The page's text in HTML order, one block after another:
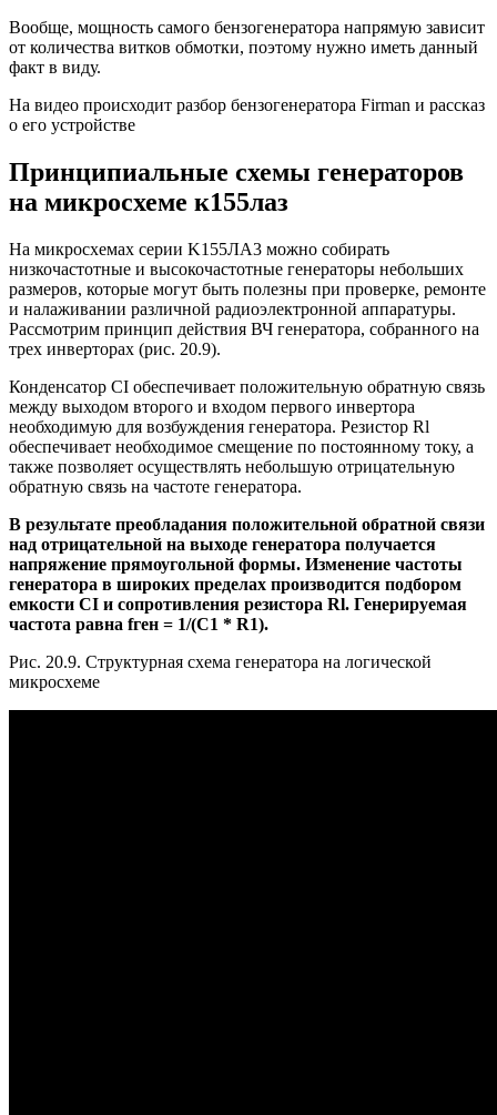
Вообще, мощность самого бензогенератора напрямую зависит
от количества витков обмотки, поэтому нужно иметь данный
факт в виду.
На видео происходит разбор бензогенератора Firman и рассказ
о его устройстве
Принципиальные схемы генераторов
на микросхеме к155лаз
На микросхемах серии K155ЛA3 можно собирать
низкочастотные и высокочастотные генераторы небольших
размеров, которые могут быть полезны при проверке, ремонте
и налаживании различной радиоэлектронной аппаратуры.
Рассмотрим принцип действия ВЧ генератора, собранного на
трех инверторах (рис. 20.9).
Конденсатор СІ обеспечивает положительную обратную связь
между выходом второго и входом первого инвертора
необходимую для возбуждения генератора. Резистор Rl
обеспечивает необходимое смещение по постоянному току, а
также позволяет осуществлять небольшую отрицательную
обратную связь на частоте генератора.
В результате преобладания положительной обратной связи
над отрицательной на выходе генератора получается
напряжение прямоугольной формы. Изменение частоты
генератора в широких пределах производится подбором
емкости СІ и сопротивления резистора Rl. Генерируемая
частота равна fген = 1/(С1 * R1).
Рис. 20.9. Структурная схема генератора на логической
микросхеме